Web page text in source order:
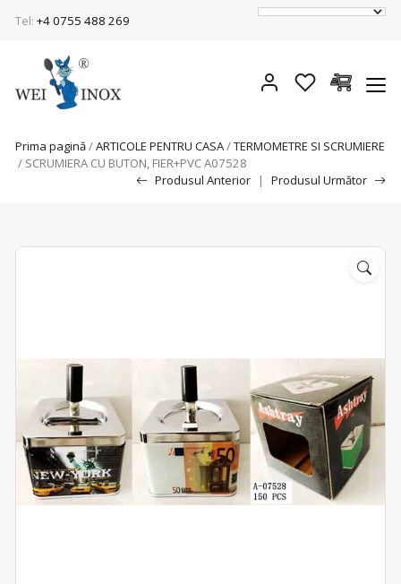
Tel: +4 0755 488 269
Prima pagină/ARTICOLE PENTRU CASA/TERMOMETRE SI SCRUMIERE
/ SCRUMIERA CU BUTON, FIER+PVC A07528
Produsul Anterior
| Produsul Următor